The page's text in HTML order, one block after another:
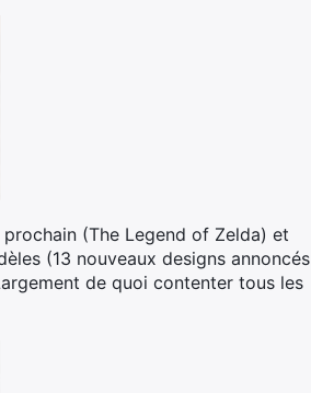
(The Legend of Zelda) et
(13 nouveaux designs annoncés
de quoi contenter tous les